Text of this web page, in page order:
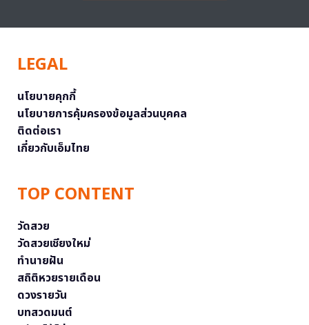
LEGAL
นโยบายคุกกี้
นโยบายการคุ้มครองข้อมูลส่วนบุคคล
ติดต่อเรา
เกี่ยวกับเอ็มไทย
TOP CONTENT
วัดสวย
วัดสวยเชียงใหม่
ทำนายฝัน
สถิติหวยรายเดือน
ดวงรายวัน
บทสวดมนต์